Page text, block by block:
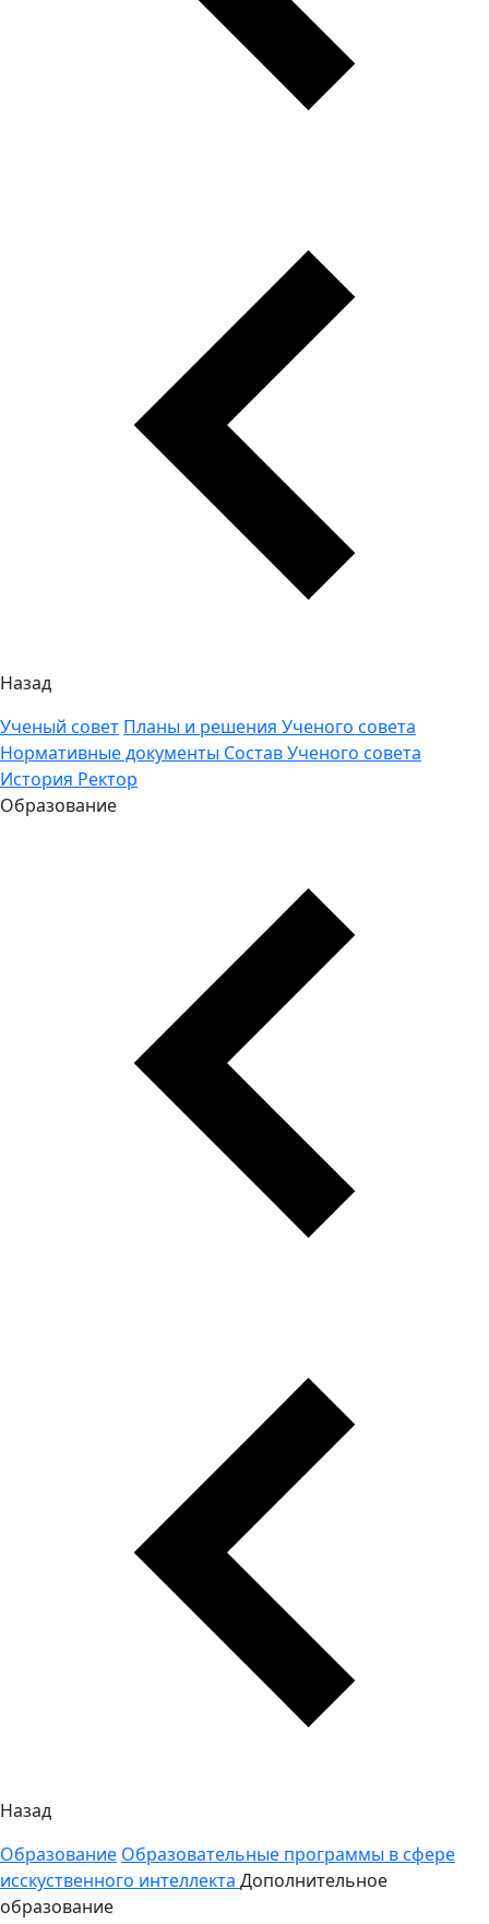
Назад
Ученый совет Планы и решения Ученого совета
Нормативные документы Состав Ученого совета
История Ректор
Образование
Назад
Образование Образовательные программы в сфере
исскуственного интеллекта Дополнительное
образование